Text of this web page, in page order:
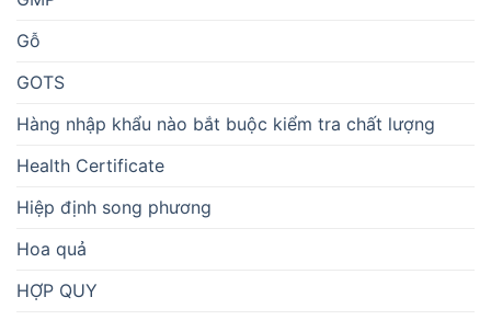
Gỗ
GOTS
Hàng nhập khẩu nào bắt buộc kiểm tra chất lượng
Health Certificate
Hiệp định song phương
Hoa quả
HỢP QUY